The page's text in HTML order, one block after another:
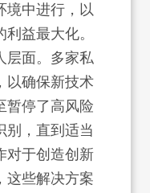
境中进行，以
益最大化。
层面。多家私
以确保新技术
暂停了高风险
别，直到适当
对于创造创新
这些解决方案